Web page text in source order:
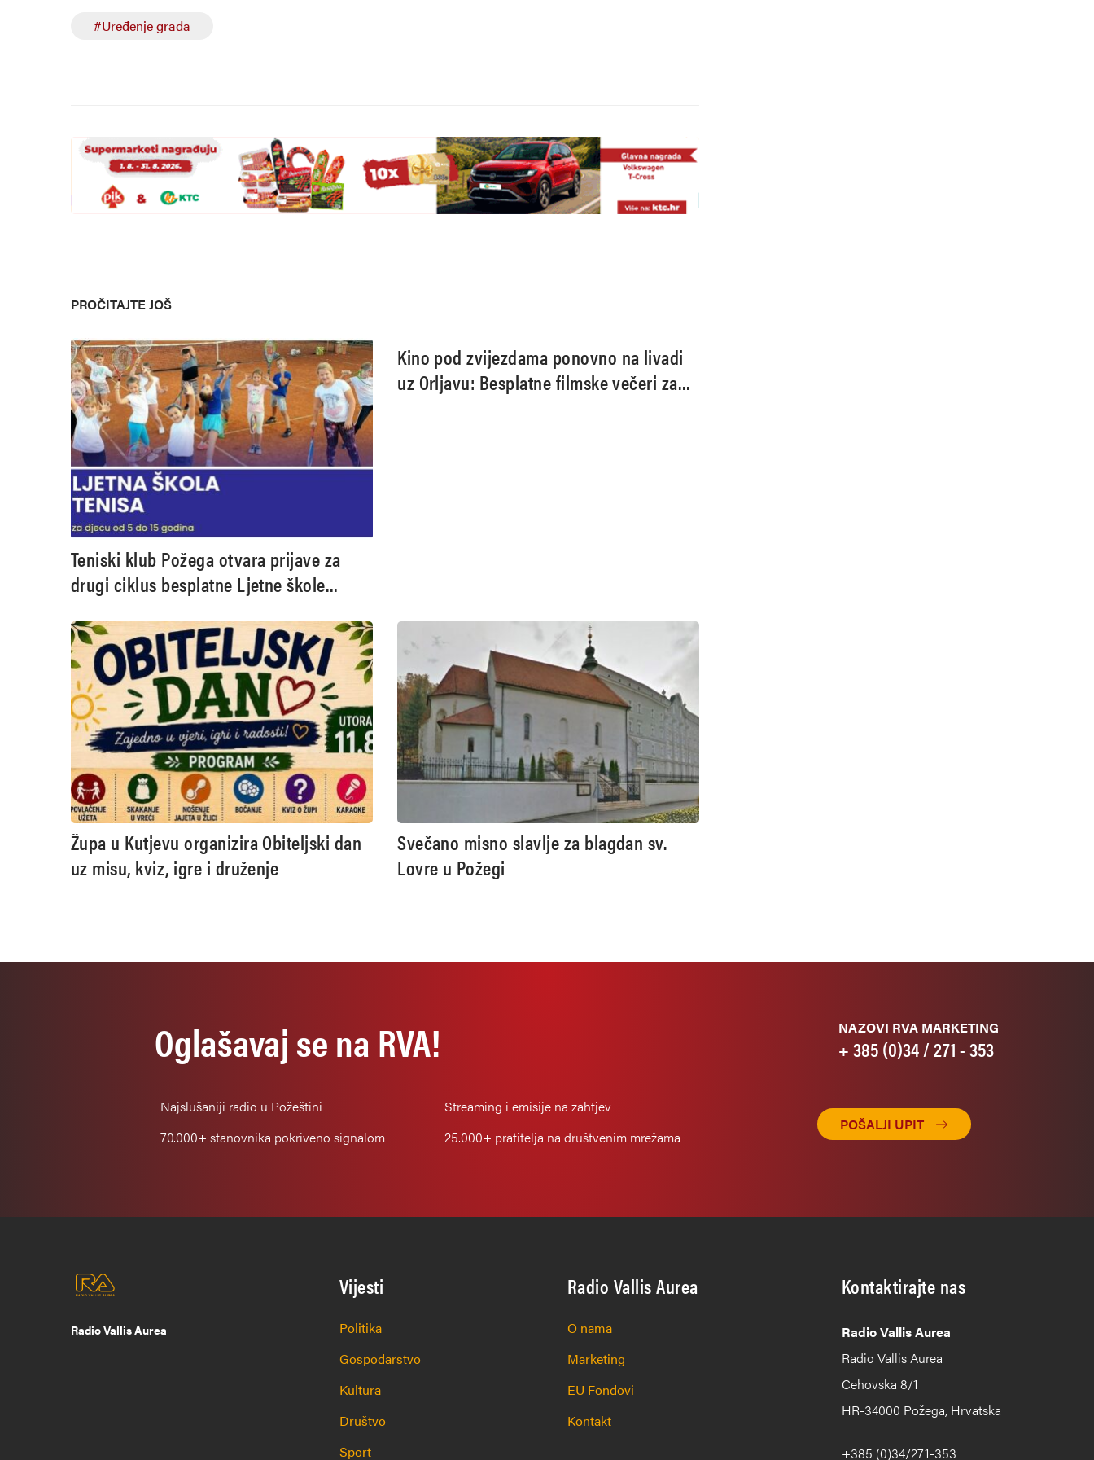
#Uređenje grada
PROČITAJTE JOŠ
Teniski klub Požega otvara prijave za
drugi ciklus besplatne Ljetne škole
Kino pod zvijezdama ponovno na livadi
uz Orljavu: Besplatne filmske večeri za
Župa u Kutjevu organizira Obiteljski dan
uz misu, kviz, igre i druženje
Svečano misno slavlje za blagdan sv.
Lovre u Požegi
Oglašavaj se na RVA!
Najslušaniji radio u Požeštini
Streaming i emisije na zahtjev
70.000+ stanovnika pokriveno signalom 25.000+ pratitelja na društvenim mrežama
NAZOVI RVA MARKETING
+ 385 (0)34 / 271 - 353
POŠALJI UPIT
Radio Vallis Aurea
Vijesti
Politika
Gospodarstvo
Kultura
Društvo
Sport
Radio Vallis Aurea
O nama
Marketing
EU Fondovi
Kontakt
Kontaktirajte nas
Radio Vallis Aurea
Radio Vallis Aurea
Cehovska 8/1
HR-34000 Požega, Hrvatska
+385 (0)34/271-353